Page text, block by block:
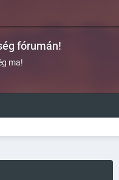
fórumán!
ma!